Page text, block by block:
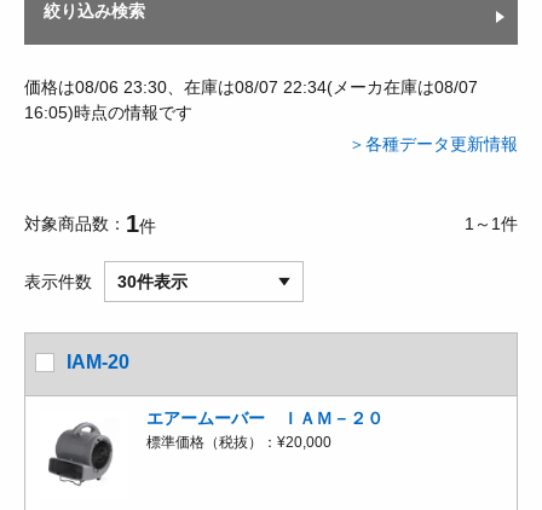
絞り込み検索
価格は08/06 23:30、在庫は08/07 22:34(メーカ在庫は08/07
16:05)時点の情報です
＞各種データ更新情報
対象商品数 1件 1～1件
表示件数 30件表示
IAM-20
エアームーバー ＩＡＭ－２０
標準価格（税抜）： ¥20,000